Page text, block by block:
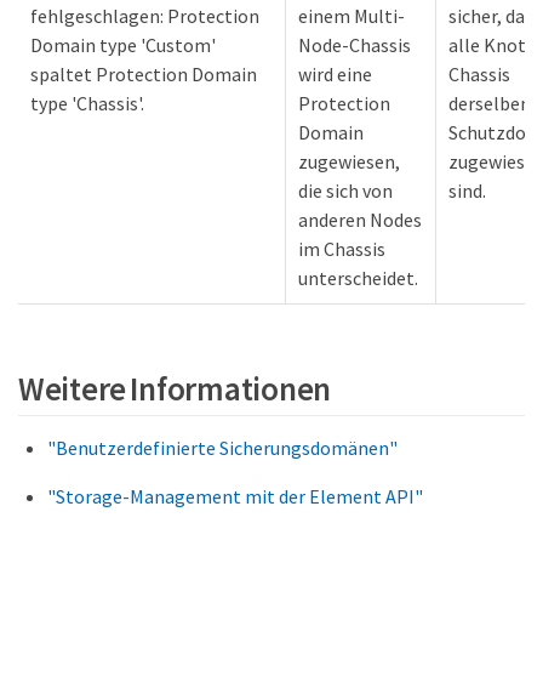
fehlgeschlagen: Protection
Domain type 'Custom'
spaltet Protection Domain
type 'Chassis'.
einem Multi-
Node-Chassis
wird eine
Protection
Domain
zugewiesen,
die sich von
anderen Nodes
im Chassis
unterscheidet.
sicher, dass
alle
Chassis
derselben
sind.
Weitere Informationen
"Benutzerdefinierte Sicherungsdomänen"
"Storage-Management mit der Element API"